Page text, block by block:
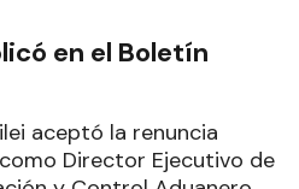
en el Boletín
aceptó la renuncia
Director Ejecutivo de